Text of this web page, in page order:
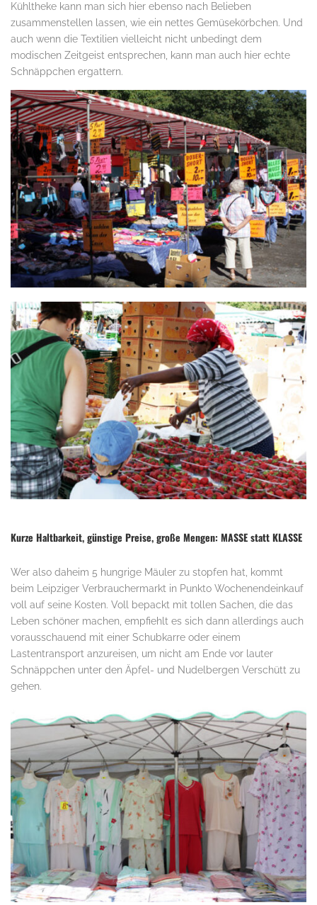
Kühltheke kann man sich hier ebenso nach Belieben
zusammenstellen lassen, wie ein nettes Gemüsekörbchen. Und
auch wenn die Textilien vielleicht nicht unbedingt dem
modischen Zeitgeist entsprechen, kann man auch hier echte
Schnäppchen ergattern.
Kurze Haltbarkeit, günstige Preise, große Mengen: MASSE statt KLASSE
Wer also daheim 5 hungrige Mäuler zu stopfen hat, kommt
beim Leipziger Verbrauchermarkt in Punkto Wochenendeinkauf
voll auf seine Kosten. Voll bepackt mit tollen Sachen, die das
Leben schöner machen, empfiehlt es sich dann allerdings auch
vorausschauend mit einer Schubkarre oder einem
Lastentransport anzureisen, um nicht am Ende vor lauter
Schnäppchen unter den Äpfel- und Nudelbergen Verschütt zu
gehen.